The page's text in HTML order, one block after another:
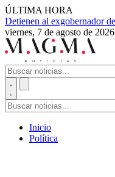
ÚLTIMA HORA
Detienen al exgobernador
viernes, 7 de agosto de 2026
Inicio
Política